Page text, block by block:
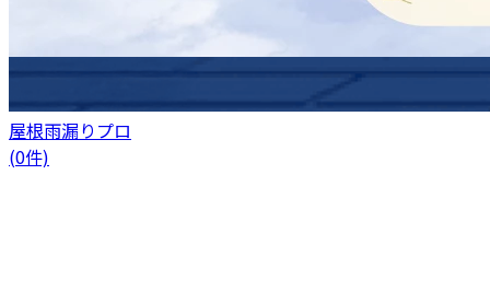
屋根雨漏りプロ
(0件)